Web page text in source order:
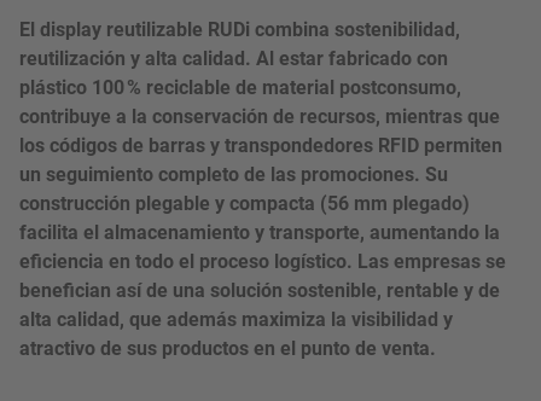
El display reutilizable RUDi combina sostenibilidad,
reutilización y alta calidad. Al estar fabricado con
plástico 100 % reciclable de material postconsumo,
contribuye a la conservación de recursos, mientras que
los códigos de barras y transpondedores RFID permiten
un seguimiento completo de las promociones. Su
construcción plegable y compacta (56 mm plegado)
facilita el almacenamiento y transporte, aumentando la
eficiencia en todo el proceso logístico. Las empresas se
benefician así de una solución sostenible, rentable y de
alta calidad, que además maximiza la visibilidad y
atractivo de sus productos en el punto de venta.